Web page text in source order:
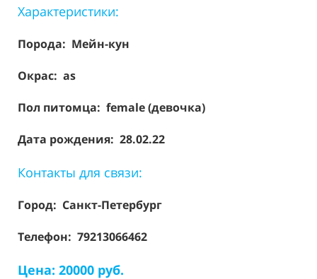
Характеристики:
Порода: Мейн-кун
Окрас: as
Пол питомца: female (девочка)
Дата рождения: 28.02.22
Контакты для связи:
Город: Санкт-Петербург
Телефон: 79213066462
Цена: 20000 руб.